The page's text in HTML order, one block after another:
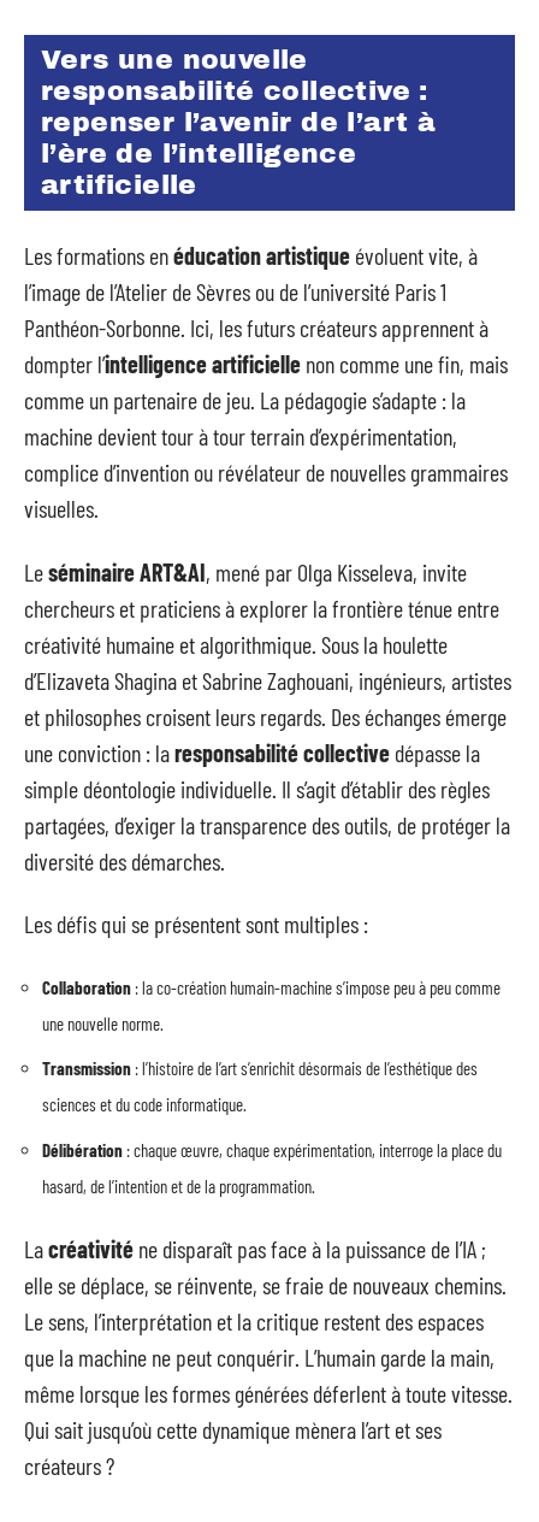
Vers une nouvelle
responsabilité collective :
repenser l’avenir de l’art à
l’ère de l’intelligence
artificielle
Les formations enéducation artistique évoluent vite, à
l’image de l’Atelier de Sèvres ou de l’université Paris 1
Panthéon-Sorbonne. Ici, les futurs créateurs apprennent à
dompter l’intelligence artificielle non comme une fin, mais
comme un partenaire de jeu. La pédagogie s’adapte : la
machine devient tour à tour terrain d’expérimentation,
complice d’invention ou révélateur de nouvelles grammaires
visuelles.
Leséminaire ART&AI, mené par Olga Kisseleva, invite
chercheurs et praticiens à explorer la frontière ténue entre
créativité humaine et algorithmique. Sous la houlette
d’Elizaveta Shagina et Sabrine Zaghouani, ingénieurs, artistes
et philosophes croisent leurs regards. Des échanges émerge
une conviction : laresponsabilité collective dépasse la
simple déontologie individuelle. Il s’agit d’établir des règles
partagées, d’exiger la transparence des outils, de protéger la
diversité des démarches.
Les défis qui se présentent sont multiples :
Collaboration : la co-création humain-machine s’impose peu à peu comme
une nouvelle norme.
Transmission : l’histoire de l’art s’enrichit désormais de l’esthétique des
sciences et du code informatique.
Délibération : chaque œuvre, chaque expérimentation, interroge la place du
hasard, de l’intention et de la programmation.
Lacréativité ne disparaît pas face à la puissance de l’IA ;
elle se déplace, se réinvente, se fraie de nouveaux chemins.
Le sens, l’interprétation et la critique restent des espaces
que la machine ne peut conquérir. L’humain garde la main,
même lorsque les formes générées déferlent à toute vitesse.
Qui sait jusqu’où cette dynamique mènera l’art et ses
créateurs ?